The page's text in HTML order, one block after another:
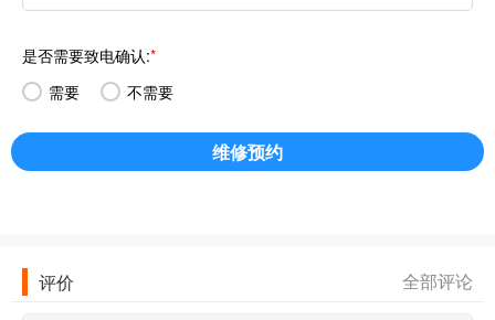
是否需要致电确认:*
需要
不需要
维修预约
全部评论
评价